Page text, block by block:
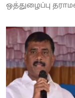
ஒத்துழைப்பு